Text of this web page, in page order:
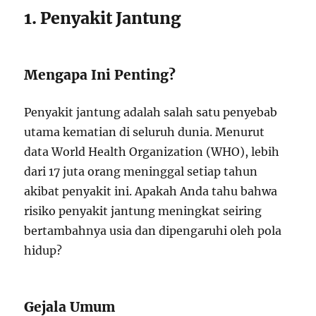
1. Penyakit Jantung
Mengapa Ini Penting?
Penyakit jantung adalah salah satu penyebab
utama kematian di seluruh dunia. Menurut
data World Health Organization (WHO), lebih
dari 17 juta orang meninggal setiap tahun
akibat penyakit ini. Apakah Anda tahu bahwa
risiko penyakit jantung meningkat seiring
bertambahnya usia dan dipengaruhi oleh pola
hidup?
Gejala Umum